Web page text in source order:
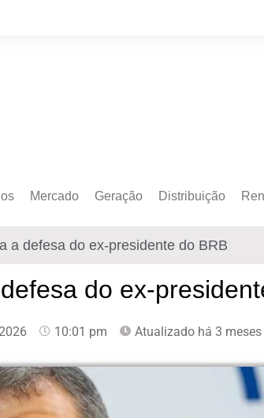
Mercado
Mercado Livre
Geração
Autoprodução
Distribuição
a defesa do ex-presidente do BRB
do ex-
10:01 pm Atualizado há 3